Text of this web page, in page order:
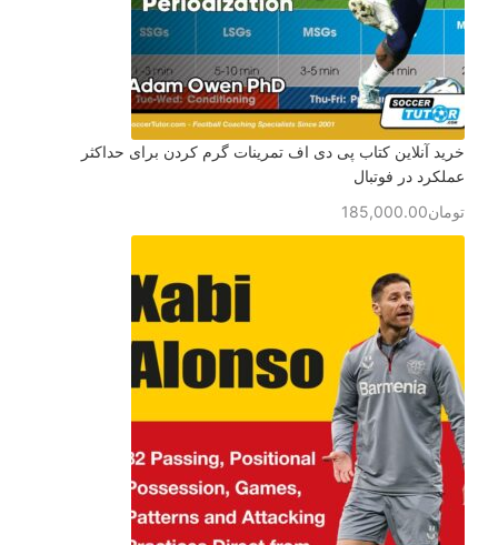
خرید آنلاین کتاب پی دی اف تمرینات گرم کردن برای حداکثر
عملکرد در فوتبال
تومان185,000.00